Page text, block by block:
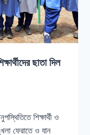
ছাতা দিল
শিক্ষার্থী ও
ফেরাতে ও যান